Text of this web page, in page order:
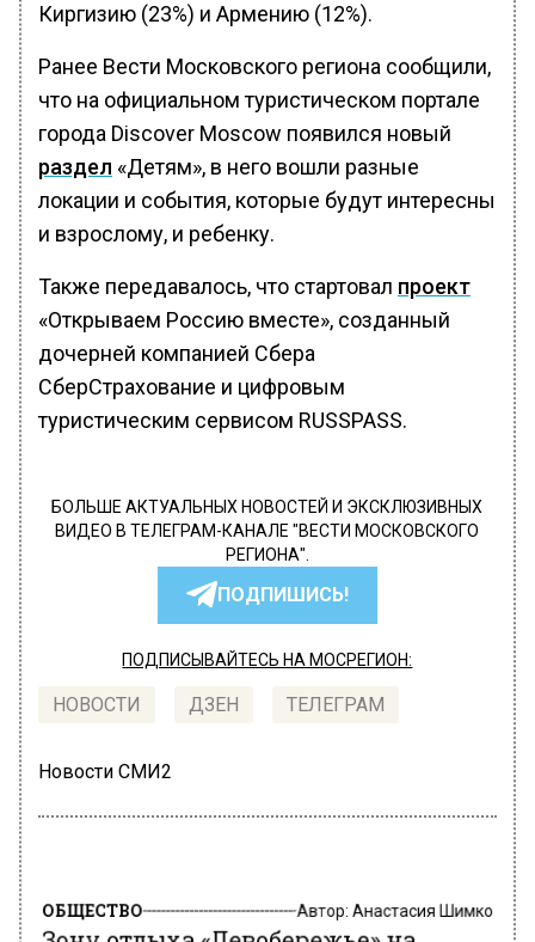
Киргизию (23%) и Армению (12%).
Ранее Вести Московского региона сообщили,
что на официальном туристическом портале
города Discover Moscow появился новый
раздел «Детям», в него вошли разные
локации и события, которые будут интересны
и взрослому, и ребенку.
Также передавалось, что стартовал проект
«Открываем Россию вместе», созданный
дочерней компанией Сбера
СберСтрахование и цифровым
туристическим сервисом RUSSPASS.
БОЛЬШЕ АКТУАЛЬНЫХ НОВОСТЕЙ И ЭКСКЛЮЗИВНЫХ
ВИДЕО В ТЕЛЕГРАМ-КАНАЛЕ "ВЕСТИ МОСКОВСКОГО
РЕГИОНА".
ПОДПИШИСЬ!
ПОДПИСЫВАЙТЕСЬ НА МОСРЕГИОН:
НОВОСТИ ДЗЕН ТЕЛЕГРАМ
Новости СМИ2
Зону отдыха «Левобережье» на